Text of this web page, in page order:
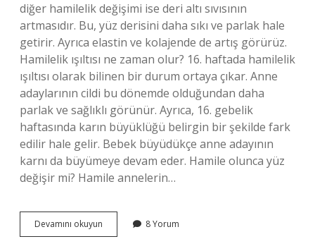
diğer hamilelik değişimi ise deri altı sıvısının
artmasıdır. Bu, yüz derisini daha sıkı ve parlak hale
getirir. Ayrıca elastin ve kolajende de artış görürüz.
Hamilelik ışıltısı ne zaman olur? 16. haftada hamilelik
ışıltısı olarak bilinen bir durum ortaya çıkar. Anne
adaylarının cildi bu dönemde olduğundan daha
parlak ve sağlıklı görünür. Ayrıca, 16. gebelik
haftasında karın büyüklüğü belirgin bir şekilde fark
edilir hale gelir. Bebek büyüdükçe anne adayının
karnı da büyümeye devam eder. Hamile olunca yüz
değişir mi? Hamile annelerin…
Devamını okuyun Hamilelikte
Cilt
8 Yorum